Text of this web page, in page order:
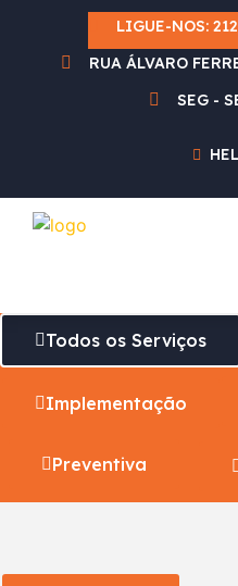
LIGUE-NOS:
RUA ÁLVARO
SEG -
Todos os Serviços
Implementação
Preventiva